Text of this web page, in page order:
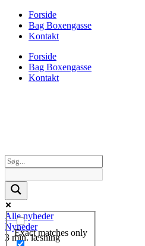
Forside
Bag Boxengasse
Kontakt
Forside
Bag Boxengasse
Kontakt
Exact matches only
Alle nyheder
Nyheder
3 min. læsning